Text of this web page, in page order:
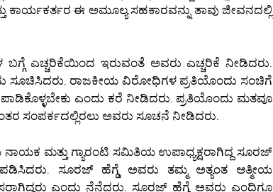
ಈ ಅಮೂಲ್ಯ ಸಹಕಾರವನ್ನು ತಾವು ಜೀವನದಲ್ಲಿ
ಎಚ್ಚರಿಕೆಯಿಂದ ಇರುವಂತೆ ಅವರು ಎಚ್ಚರಿಕೆ ನೀಡಿದರು.
ಸೂಚಿಸಿದರು. ರಾಜಕೀಯ ವಿರೋಧಿಗಳ ಪ್ರತಿಯೊಂದು ಸಂಚಿಗೆ
ಎಂದು ಕರೆ ನೀಡಿದರು. ಪ್ರತಿಯೊಂದು ಮತವೂ
ಸಂಪರ್ಕದಲ್ಲಿರಲು ಅವರು ಸೂಚನೆ ನೀಡಿದರು.
ಮತ್ತು ಗ್ಯಾರಂಟಿ ಸಮಿತಿಯ ಉಪಾಧ್ಯಕ್ಷರಾಗಿದ್ದ ಸೂರಜ್
ಸೂರಜ್ ಹೆಗ್ಡೆ ಅವರು ತಮ್ಮ ಅತ್ಯಂತ ಆತ್ಮೀಯ
ಹೆಸರಾಗಿದ್ದರು ಎಂದು ನೆನೆದರು. ಸೂರಜ್ ಹೆಗ್ಡೆ ಅವರು ಎಂದಿಗೂ